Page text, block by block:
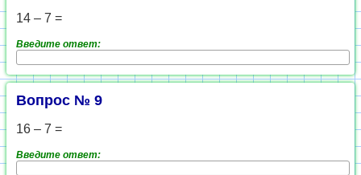
14 – 7 =
Введите ответ:
Вопрос № 9
16 – 7 =
Введите ответ: